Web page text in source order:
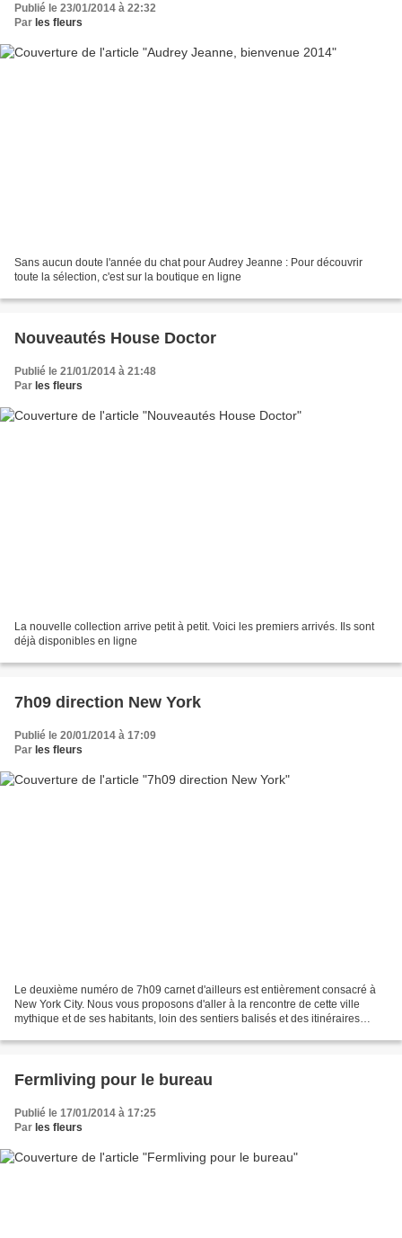
Publié le 23/01/2014 à 22:32
Par les fleurs
Sans aucun doute l'année du chat pour Audrey Jeanne : Pour découvrir
toute la sélection, c'est sur la boutique en ligne
Nouveautés House Doctor
Publié le 21/01/2014 à 21:48
Par les fleurs
La nouvelle collection arrive petit à petit. Voici les premiers arrivés. Ils sont
déjà disponibles en ligne
7h09 direction New York
Publié le 20/01/2014 à 17:09
Par les fleurs
Le deuxième numéro de 7h09 carnet d'ailleurs est entièrement consacré à
New York City. Nous vous proposons d'aller à la rencontre de cette ville
mythique et de ses habitants, loin des sentiers balisés et des itinéraires
Fermliving pour le bureau
Publié le 17/01/2014 à 17:25
Par les fleurs